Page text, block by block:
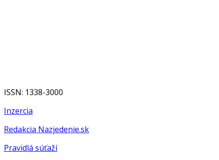
ISSN: 1338-3000
Inzercia
Redakcia Nazjedenie.sk
Pravidlá súťaží